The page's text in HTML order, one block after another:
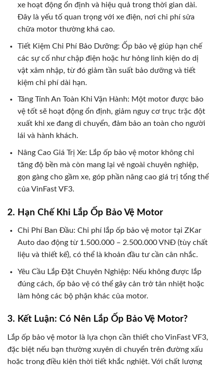
xe hoạt động ổn định và hiệu quả trong thời gian dài.
Đây là yếu tố quan trọng với xe điện, nơi chi phí sửa
chữa motor thường khá cao.
Tiết Kiệm Chi Phí Bảo Dưỡng: Ốp bảo vệ giúp hạn chế
các sự cố như chập điện hoặc hư hỏng linh kiện do dị
vật xâm nhập, từ đó giảm tần suất bảo dưỡng và tiết
kiệm chi phí dài hạn.
Tăng Tính An Toàn Khi Vận Hành: Một motor được bảo
vệ tốt sẽ hoạt động ổn định, giảm nguy cơ trục trặc đột
xuất khi xe đang di chuyển, đảm bảo an toàn cho người
lái và hành khách.
Nâng Cao Giá Trị Xe: Lắp ốp bảo vệ motor không chỉ
tăng độ bền mà còn mang lại vẻ ngoài chuyên nghiệp,
gọn gàng cho gầm xe, góp phần nâng cao giá trị tổng thể
của VinFast VF3.
2. Hạn Chế Khi Lắp Ốp Bảo Vệ Motor
Chi Phí Ban Đầu: Chi phí lắp ốp bảo vệ motor tại ZKar
Auto dao động từ 1.500.000 – 2.500.000 VNĐ (tùy chất
liệu và thiết kế), có thể là khoản đầu tư cần cân nhắc.
Yêu Cầu Lắp Đặt Chuyên Nghiệp: Nếu không được lắp
đúng cách, ốp bảo vệ có thể gây cản trở tản nhiệt hoặc
làm hỏng các bộ phận khác của motor.
3. Kết Luận: Có Nên Lắp Ốp Bảo Vệ Motor?
Lắp ốp bảo vệ motor là lựa chọn cần thiết cho VinFast VF3,
đặc biệt nếu bạn thường xuyên di chuyển trên đường xấu
hoặc trong điều kiện thời tiết khắc nghiệt. Với chất lượng